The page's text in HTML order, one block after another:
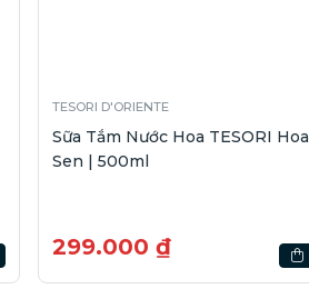
TESORI D'ORIENTE
Sữa Tắm Nước Hoa TESORI Hoa
Sen | 500ml
299.000 ₫